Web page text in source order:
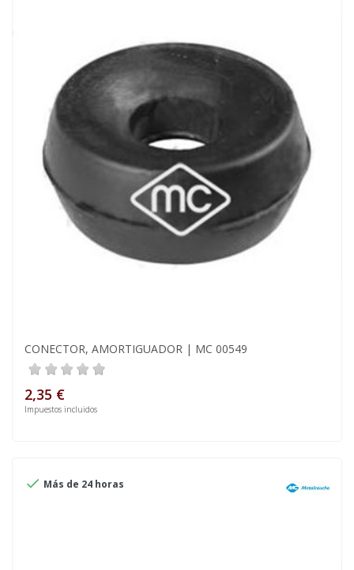
CONECTOR, AMORTIGUADOR | MC 00549
2,35 €
Impuestos incluidos
 Más de 24 horas